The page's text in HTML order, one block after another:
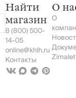
Найти
магазин
8 (800) 500-
14-05
online@khlh.ru
Контакты
О
О